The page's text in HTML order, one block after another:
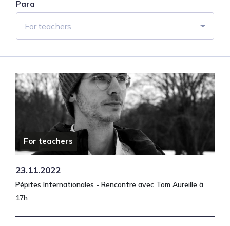
Para
For teachers
For teachers
23.11.2022
Pépites Internationales - Rencontre avec Tom Aureille à
17h